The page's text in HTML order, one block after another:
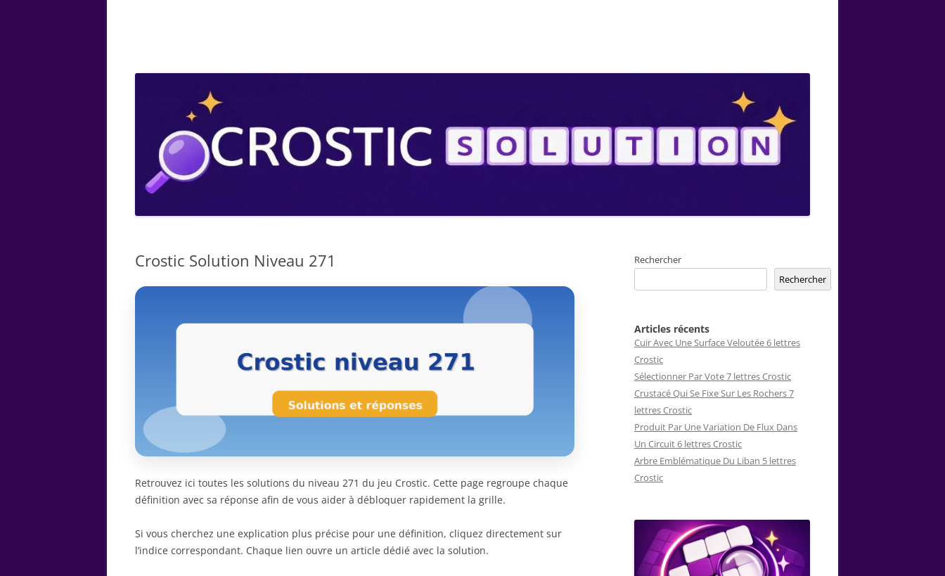
Crostic Solution Niveau 271
Retrouvez ici toutes les solutions du niveau 271 du jeu Crostic. Cette page regroupe chaque
définition avec sa réponse afin de vous aider à débloquer rapidement la grille.
Si vous cherchez une explication plus précise pour une définition, cliquez directement sur
l’indice correspondant. Chaque lien ouvre un article dédié avec la solution.
Rechercher
Rechercher
Articles récents
Cuir Avec Une Surface Veloutée 6 lettres
Crostic
Sélectionner Par Vote 7 lettres Crostic
Crustacé Qui Se Fixe Sur Les Rochers 7
lettres Crostic
Produit Par Une Variation De Flux Dans
Un Circuit 6 lettres Crostic
Arbre Emblématique Du Liban 5 lettres
Crostic